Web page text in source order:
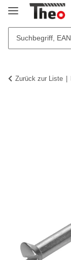
Zurück zur Liste